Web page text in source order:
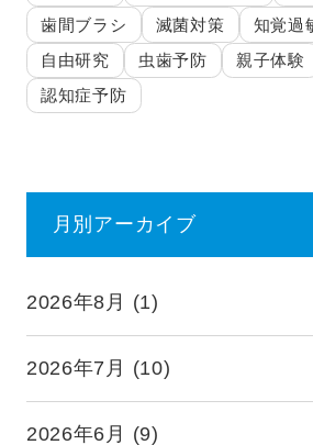
歯間ブラシ
滅菌対策 知覚過
自由研究
虫歯予防 親子体験
認知症予防
月別アーカイブ
2026年8月 (1)
2026年7月 (10)
2026年6月 (9)